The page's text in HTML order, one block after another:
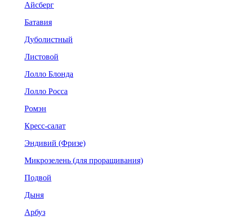
Айсберг
Батавия
Дуболистный
Листовой
Лолло Блонда
Лолло Росса
Ромэн
Кресс-салат
Эндивий (Фризе)
Микрозелень (для проращивания)
Подвой
Дыня
Арбуз